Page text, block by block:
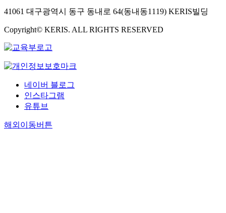
41061 대구광역시 동구 동내로 64(동내동1119) KERIS빌딩
Copyright© KERIS. ALL RIGHTS RESERVED
네이버 블로그
인스타그램
유튜브
해외이동버튼